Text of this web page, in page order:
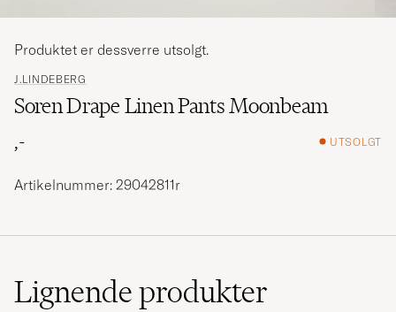
J.LINDEBERG
Soren Drape Linen Pants Moonbeam
,-
UTSOLGT
Produktet er dessverre utsolgt.
Artikelnummer: 29042811r
Lignendeprodukter